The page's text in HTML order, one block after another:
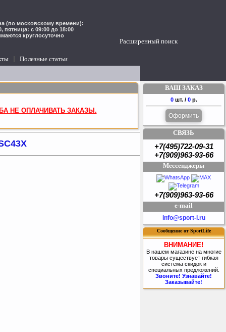
Расширенный поиск
(по московскому времени):
пятница: с 09:00 до 18:00
круглосуточно
Полезные статьи
НЕ ОПЛАЧИВАТЬ ЗАКАЗЫ.
ВАШ ЗАКАЗ
0 шт. / 0 р.
Оформить
СВЯЗЬ
+7(495)722-09-31
+7(909)963-93-66
Мессенджеры
+7(909)963-93-66
e-mail
info@sport-l.ru
Сообщение от SportLife
ВНИМАНИЕ!
В нашем магазине на многие
товары существует гибкая
система скидок и
специальных предложений.
Звоните! Узнавайте!
Заказывайте!